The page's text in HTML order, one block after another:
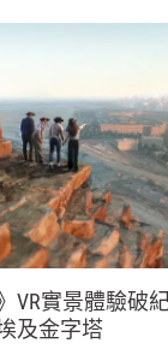
VR實景體驗破
及金字塔